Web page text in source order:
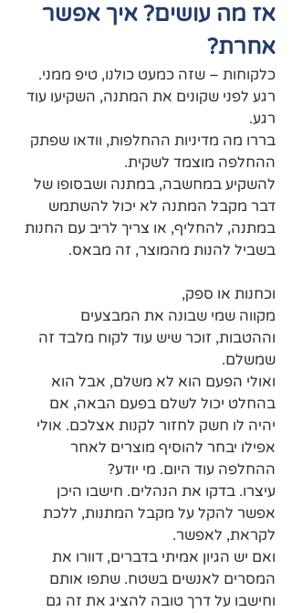
אז מה עושים? איך אפשר
אחרת?
כלקוחות – שזה כמעט כולנו, טיפ ממני.
רגע לפני שקונים את המתנה, השקיעו עוד
רגע.
בררו מה מדיניות ההחלפות, וודאו שפתק
ההחלפה מוצמד לשקית.
להשקיע במחשבה, במתנה ושבסופו של
דבר מקבל המתנה לא יכול להשתמש
במתנה, להחליף, או צריך לריב עם החנות
בשביל להנות מהמוצר, זה מבאס.
וכחנות או ספק,
מקווה שמי שבונה את המבצעים
וההטבות, זוכר שיש עוד לקוח מלבד זה
שמשלם.
ואולי הפעם הוא לא משלם, אבל הוא
בהחלט יכול לשלם בפעם הבאה, אם
יהיה לו חשק לחזור לקנות אצלכם. אולי
אפילו יבחר להוסיף מוצרים לאחר
ההחלפה עוד היום. מי יודע?
עיצרו. בדקו את הנהלים. חישבו היכן
אפשר להקל על מקבל המתנות, ללכת
לקראת, לאפשר.
ואם יש הגיון אמיתי בדברים, דוורו את
המסרים לאנשים בשטח. שתפו אותם
וחישבו על דרך טובה להציג את זה גם